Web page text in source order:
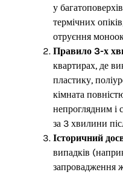
у
термічних
отруєння
Правило 3-х
квартирах, де
пластику,
кімната
непроглядним і
за 3 хвилини
Історичний
випадків
запровадження